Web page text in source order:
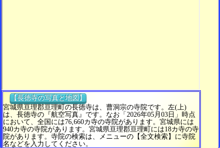
【長徳寺の写真と地図】
宮城県亘理郡亘理町の長徳寺は、曹洞宗の寺院です。左(上)
は、長徳寺の『航空写真』です。なお「2026年05月03日」時点
において、全国には76,660カ寺の寺院があります。宮城県には
940カ寺の寺院があります。宮城県亘理郡亘理町には18カ寺の寺
院があります。寺院の検索は、メニューの【全文検索】に寺院
名などを入力してください。